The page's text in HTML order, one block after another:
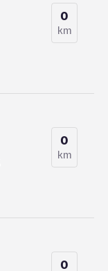
0
km
0
km
0